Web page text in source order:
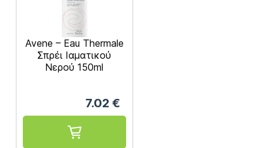
Avene – Eau Thermale
Σπρέι Ιαματικού
Νερού 150ml
7.02 €